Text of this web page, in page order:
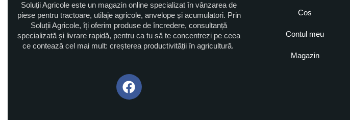
Soluții Agricole este un magazin online specializat în vânzarea de
piese pentru tractoare, utilaje agricole, anvelope și acumulatori. Prin
Soluții Agricole, îți oferim produse de încredere, consultanță
specializată și livrare rapidă, pentru ca tu să te concentrezi pe ceea
ce contează cel mai mult: creșterea productivității în agricultură.
Cos
Contul meu
Magazin